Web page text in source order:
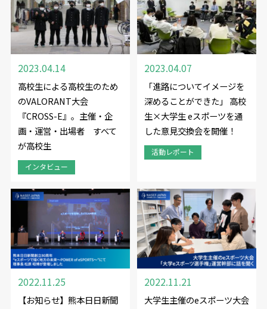
2023.04.14
高校生による高校生のため
のVALORANT大会
『CROSS-E』。主催・企
画・運営・出場者 すべて
が高校生
インタビュー
2023.04.07
「進路についてイメージを
深めることができた」 高校
生×大学生 eスポーツを通
した意見交換会を開催！
活動レポート
2022.11.25
【お知らせ】熊本日日新聞
2022.11.21
大学生主催のeスポーツ大会